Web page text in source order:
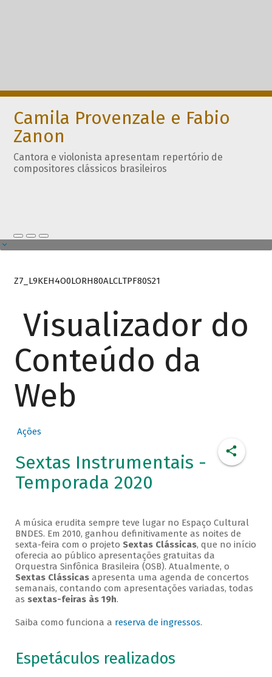
Camila Provenzale e Fabio
Zanon
Cantora e violonista apresentam repertório de
compositores clássicos brasileiros
Z7_L9KEH4O0LORH80ALCLTPF80S21
Visualizador do
Conteúdo da
Web
Ações
Sextas Instrumentais -
Temporada 2020
A música erudita sempre teve lugar no Espaço Cultural
BNDES. Em 2010, ganhou definitivamente as noites de
sexta-feira com o projeto Sextas Clássicas, que no início
oferecia ao público apresentações gratuitas da
Orquestra Sinfônica Brasileira (OSB). Atualmente, o
Sextas Clássicasapresenta uma agenda de concertos
semanais, contando com apresentações variadas, todas
as sextas-feiras às 19h.
Saiba como funciona a reserva de ingressos.
Espetáculos realizados